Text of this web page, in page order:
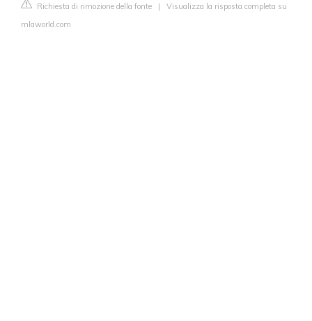
Richiesta di rimozione della fonte | Visualizza la risposta completa su
mlaworld.com